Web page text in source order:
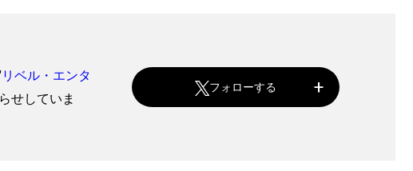
リベル・エンタ
せしていま
フォローする